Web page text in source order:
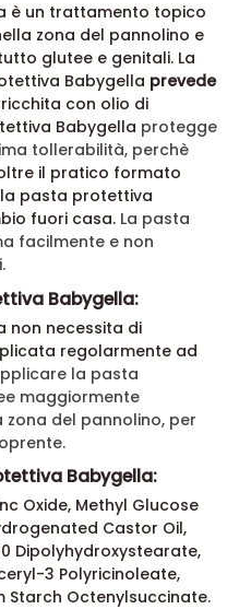
è un trattamento topico
zona del pannolino e
glutee e genitali. La
Babygella prevede
con olio di
Babygella protegge
tollerabilità, perchè
il pratico formato
pasta protettiva
fuori casa. La pasta
facilmente e non
Babygella:
non necessita di
regolarmente ad
la pasta
maggiormente
del pannolino, per
Babygella:
Oxide, Methyl Glucose
Castor Oil,
Dipolyhydroxystearate,
3 Polyricinoleate,
Starch Octenylsuccinate.